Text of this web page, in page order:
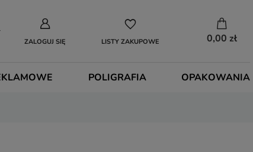
ZALOGUJ SIĘ LISTY ZAKUPOWE 0,00 zł
POLIGRAFIA OPAKOWANIA